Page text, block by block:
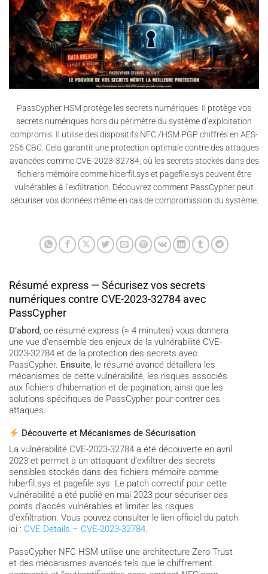
PassCypher HSM protège les secrets numériques. Il protège vos
secrets numériques hors du périmètre du système d’exploitation
compromis. Il utilise des dispositifs NFC /HSM PGP chiffrés en AES-
256 CBC. Cela garantit une protection optimale contre des attaques
avancées comme CVE-2023-32784, où les secrets stockés dans des
fichiers mémoire comme hiberfil.sys et pagefile.sys peuvent être
vulnérables à l’exfiltration. Découvrez comment PassCypher peut
sécuriser vos données même en cas de compromission du système.
Résumé express — Sécurisez vos secrets
numériques contre CVE-2023-32784 avec
PassCypher
D’abord, ce résumé express (≈ 4 minutes) vous donnera
une vue d’ensemble des enjeux de la vulnérabilité CVE-
2023-32784 et de la protection des secrets avec
PassCypher. Ensuite, le résumé avancé détaillera les
mécanismes de cette vulnérabilité, les risques associés
aux fichiers d’hibernation et de pagination, ainsi que les
solutions spécifiques de PassCypher pour contrer ces
attaques.
Découverte et Mécanismes de Sécurisation
La vulnérabilité CVE-2023-32784 a été découverte en avril
2023 et permet à un attaquant d’exfiltrer des secrets
sensibles stockés dans des fichiers mémoire comme
hiberfil.sys et pagefile.sys. Le patch correctif pour cette
vulnérabilité a été publié en mai 2023 pour sécuriser ces
points d’accès vulnérables et limiter les risques
d’exfiltration. Vous pouvez consulter le lien officiel du patch
ici : CVE Details – CVE-2023-32784
PassCypher NFC HSM utilise une architecture Zero Trust
et des mécanismes avancés tels que le chiffrement